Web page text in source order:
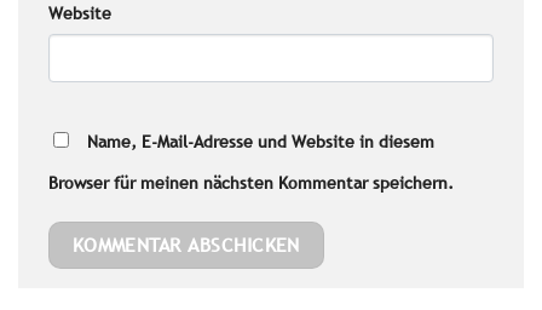
Website
Name, E-Mail-Adresse und Website in diesem
Browser für meinen nächsten Kommentar speichern.